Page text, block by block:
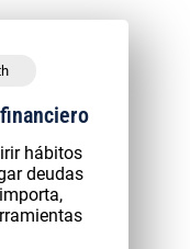
hábitos
deudas